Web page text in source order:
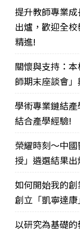
提升教師專業
出爐，歡迎全
精進!
關懷與支持：
師期末座談會
學術專業鏈結
結合產學經驗!
榮耀時刻～中
授」遴選結果出
如何開始我的
創立「凱寧達
以研究為基礎